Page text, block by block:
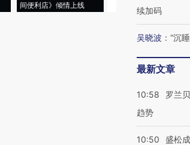
间便利店》倾情上线
续加码
吴晓波 ： “沉
最新文章
10:58
罗兰
趋势
10:50
盛松